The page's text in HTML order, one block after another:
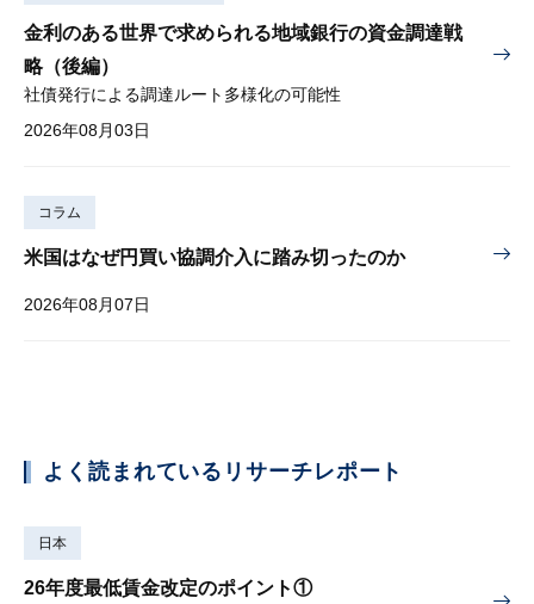
金利のある世界で求められる地域銀行の資金調達戦
略（後編）
社債発行による調達ルート多様化の可能性
2026年08月03日
コラム
米国はなぜ円買い協調介入に踏み切ったのか
2026年08月07日
よく読まれているリサーチレポート
日本
26年度最低賃金改定のポイント①